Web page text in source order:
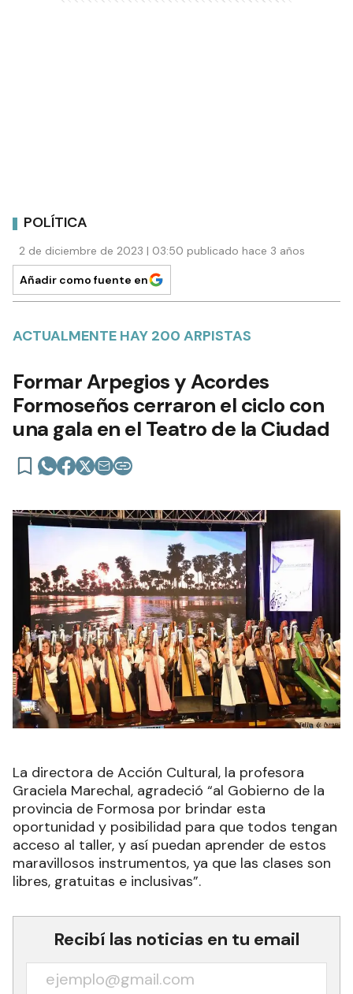
POLÍTICA
2 de diciembre de 2023 | 03:50 publicado hace 3 años
Añadir como fuente en
ACTUALMENTE HAY 200 ARPISTAS
Formar Arpegios y Acordes
Formoseños cerraron el ciclo con
una gala en el Teatro de la Ciudad
La directora de Acción Cultural, la profesora
Graciela Marechal, agradeció “al Gobierno de la
provincia de Formosa por brindar esta
oportunidad y posibilidad para que todos tengan
acceso al taller, y así puedan aprender de estos
maravillosos instrumentos, ya que las clases son
libres, gratuitas e inclusivas”.
Recibí las noticias en tu email